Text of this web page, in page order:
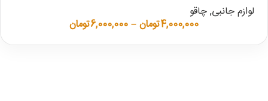
لوازم جانبی,چاقو
4,000,000تومان–
6,000,000تومان